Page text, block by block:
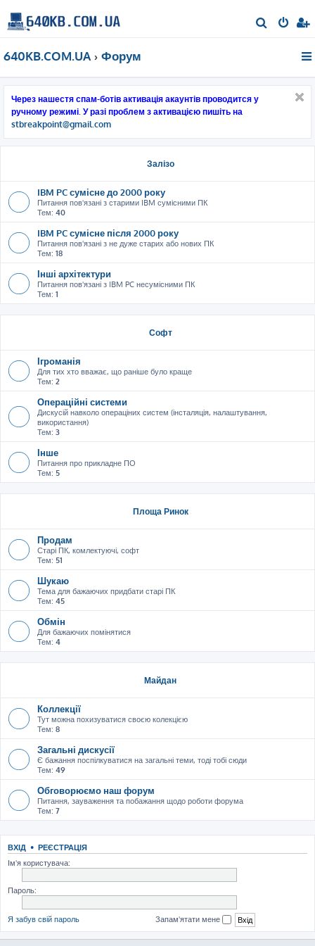
о
640KB.COM.UA Форум
Через нашестя спам-ботів активація акаунтів проводится у
ручному режимі. У разі проблем з активацією пишіть на
stbreakpoint@gmail.com
Залізо
IBM PC сумісне до 2000 року
Питання пов'язані з старими IBM сумісними ПК
Тем: 40
IBM PC сумісне після 2000 року
Питання пов'язані з не дуже старих або нових ПК
Тем: 18
Інші архітектури
Питання пов'язані з IBM PC несумісними ПК
Тем: 1
Софт
Ігроманія
Для тих хто вважає, що раніше було краще
Тем: 2
Операційні системи
Дискусій навколо операціних систем (інсталяція, налаштування,
використання)
Тем: 3
Інше
Питання про прикладне ПО
Тем: 5
Площа Ринок
Продам
Старі ПК, комлектуючі, софт
Тем: 51
Шукаю
Тема для бажаючих придбати старі ПК
Тем: 45
Обмін
Для бажаючих помінятися
Тем: 4
Майдан
Коллекції
Тут можна похизуватися своєю колекцією
Тем: 8
Загальні дискусії
Є бажання поспілкуватися на загальні теми, тоді тобі сюди
Тем: 49
Обговорюємо наш форум
Питання, зауваження та побажання щодо роботи форума
Тем: 7
ВХІД • РЕЄСТРАЦІЯ
Ім'я користувача:
Пароль:
Я забув свій пароль Запам'ятати мене